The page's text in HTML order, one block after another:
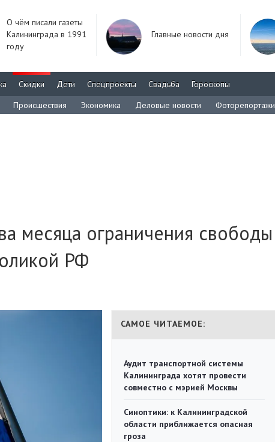
О чём писали газеты
Калининграда в 1991
году
Главные новости дня
Скидки Дети Спецпроекты Свадьба
Гороскопы
Происшествия Экономика Деловые новости Фоторепортажи
месяца ограничения свободы
РФ
САМОЕ ЧИТАЕМОЕ:
Аудит транспортной системы
Калининграда хотят провести
совместно с мэрией Москвы
Синоптики: к Калининградской
области приближается опасная
гроза